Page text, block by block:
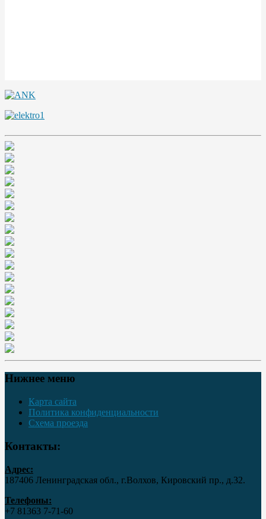
Нижнее меню
Карта сайта
Политика конфиденциальности
Схема проезда
Контакты:
Адрес:
187406 Ленинградская обл., г.Волхов, Кировский пр., д.32.
Телефоны:
+7 81363 7‑71-60